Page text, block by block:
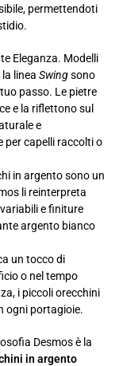
permettendoti
Eleganza. Modelli
la linea Swingsono
passo. Le pietre
e la riflettono sul
e
per capelli raccolti o
in argento sono un
li reinterpreta
e finiture
argento bianco
un tocco di
o nel tempo
i piccoli orecchini
ogni portagioie.
Desmos è la
in argento